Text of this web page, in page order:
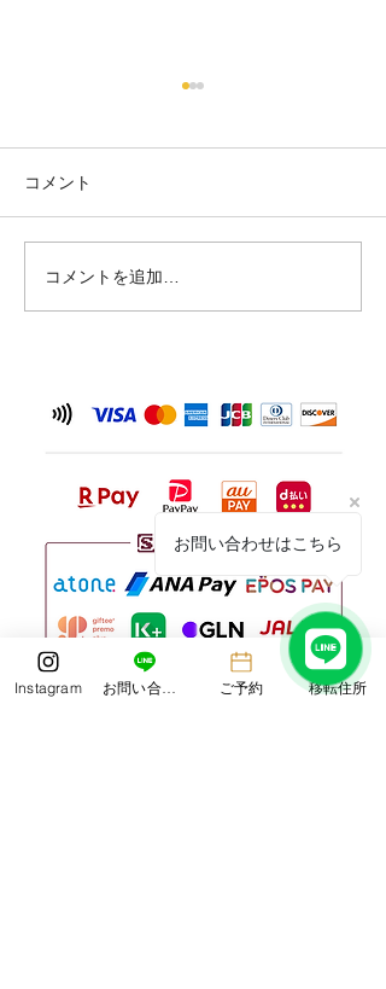
シーサー作りand絵付け体
験🌺
コメント
コメントを追加…
Instagram お問い合わせ ご予約 移転住所
お問い合わせはこちら